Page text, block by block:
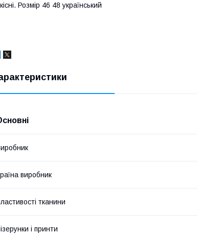
Розмір 46 48 український
виробник
тканини
і принти